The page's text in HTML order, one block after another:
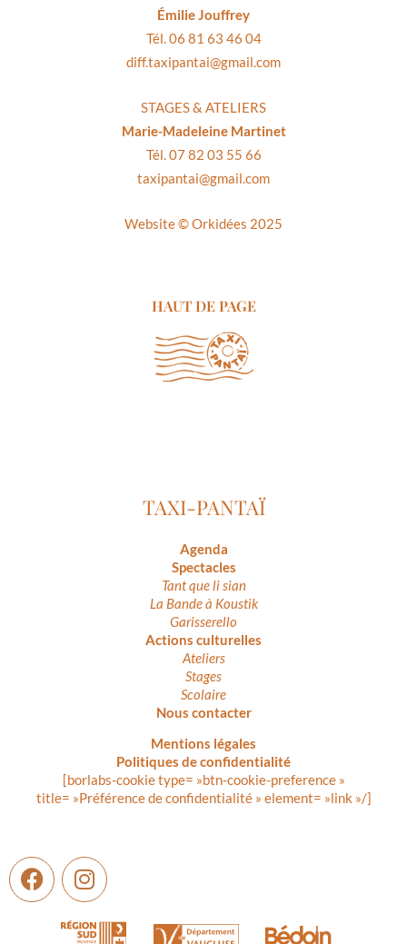
Émilie Jouffrey
Tél. 06 81 63 46 04
diff.taxipantai@gmail.com
STAGES & ATELIERS
Marie-Madeleine Martinet
Tél. 07 82 03 55 66
taxipantai@gmail.com
Website ©Orkidées 2025
HAUT DE PAGE
TAXI-PANTAÏ
Agenda
Spectacles
Tant que li sian
La Bande à Koustik
Garisserello
Actions culturelles
Ateliers
Stages
Scolaire
Nous contacter
Mentions légales
Politiques de confidentialité
[borlabs-cookie type= »btn-cookie-preference »
title= »Préférence de confidentialité » element= »link »/]